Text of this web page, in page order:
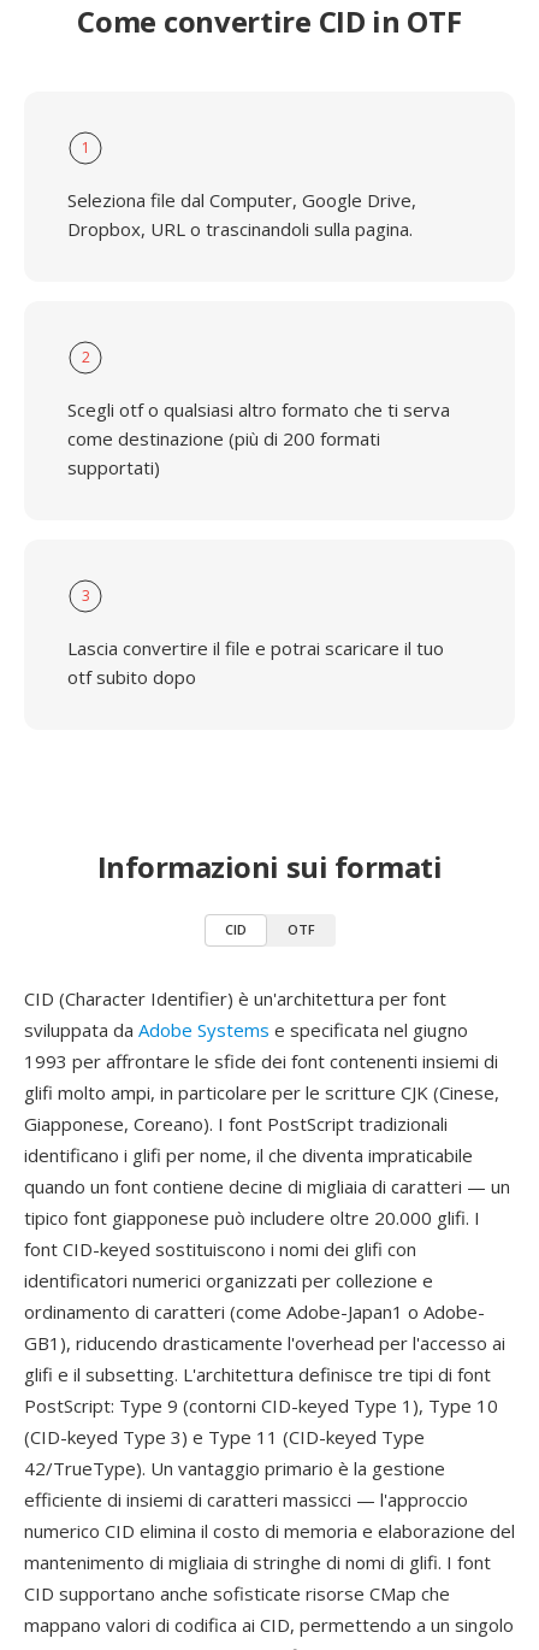
Come convertire CID in OTF
1
Seleziona file dal Computer, Google Drive,
Dropbox, URL o trascinandoli sulla pagina.
2
Scegli otf o qualsiasi altro formato che ti serva
come destinazione (più di 200 formati
supportati)
3
Lascia convertire il file e potrai scaricare il tuo
otf subito dopo
Informazioni sui formati
CID OTF
CID (Character Identifier) è un'architettura per font
sviluppata da Adobe Systems e specificata nel giugno
1993 per affrontare le sfide dei font contenenti insiemi di
glifi molto ampi, in particolare per le scritture CJK (Cinese,
Giapponese, Coreano). I font PostScript tradizionali
identificano i glifi per nome, il che diventa impraticabile
quando un font contiene decine di migliaia di caratteri — un
tipico font giapponese può includere oltre 20.000 glifi. I
font CID-keyed sostituiscono i nomi dei glifi con
identificatori numerici organizzati per collezione e
ordinamento di caratteri (come Adobe-Japan1 o Adobe-
GB1), riducendo drasticamente l'overhead per l'accesso ai
glifi e il subsetting. L'architettura definisce tre tipi di font
PostScript: Type 9 (contorni CID-keyed Type 1), Type 10
(CID-keyed Type 3) e Type 11 (CID-keyed Type
42/TrueType). Un vantaggio primario è la gestione
efficiente di insiemi di caratteri massicci — l'approccio
numerico CID elimina il costo di memoria e elaborazione del
mantenimento di migliaia di stringhe di nomi di glifi. I font
CID supportano anche sofisticate risorse CMap che
mappano valori di codifica ai CID, permettendo a un singolo